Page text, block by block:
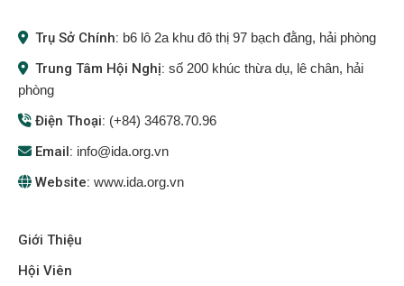
Trụ Sở Chính: b6 lô 2a khu đô thị 97 bạch đằng, hải phòng
Trung Tâm Hội Nghị: số 200 khúc thừa dụ, lê chân, hải
phòng
Điện Thoại: (+84) 34678.70.96
Email: info@ida.org.vn
Website: www.ida.org.vn
Giới Thiệu
Hội Viên